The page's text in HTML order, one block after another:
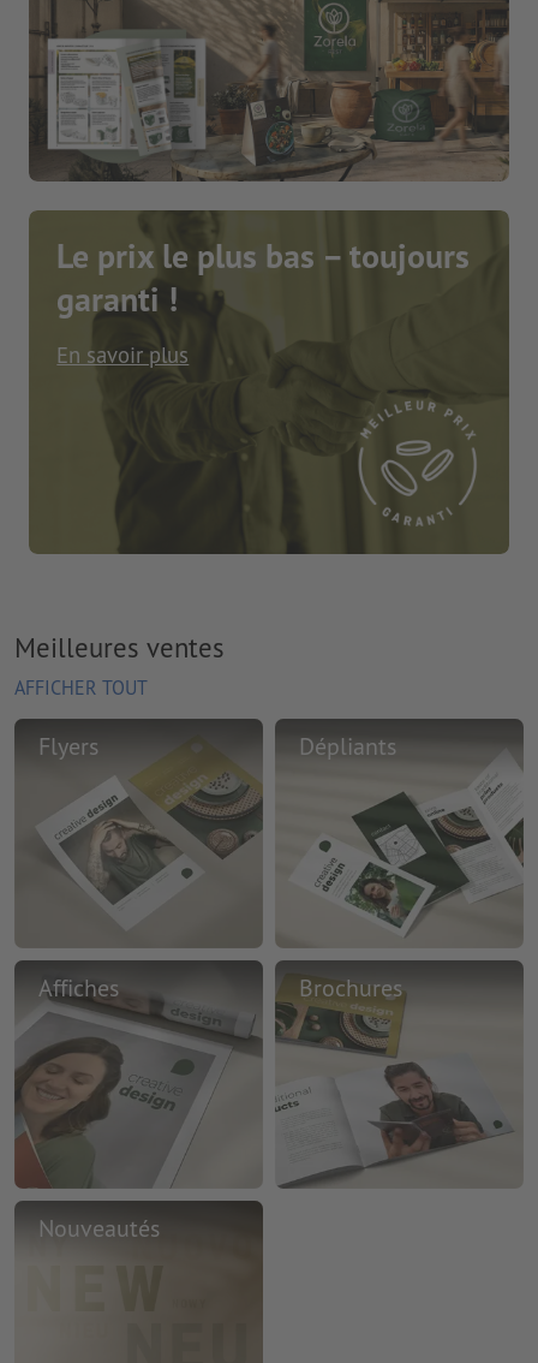
Le prix le plus bas – toujours
garanti !
En savoir plus
Meilleures ventes
AFFICHER TOUT
Flyers Dépliants
Affiches Brochures
Nouveautés